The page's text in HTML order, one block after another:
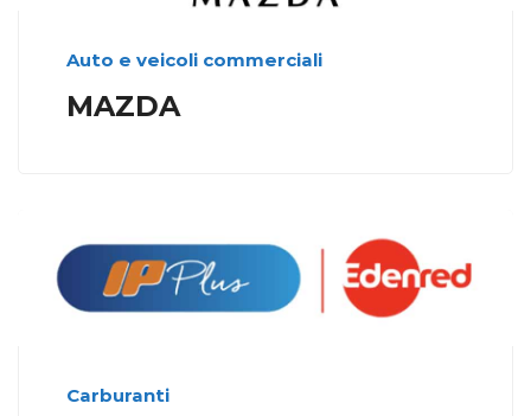
Auto e veicoli commerciali
MAZDA
Carburanti